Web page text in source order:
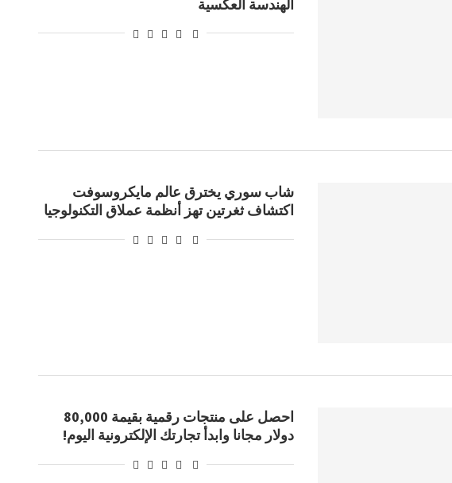
الهندسة العكسية
شاب سوري يخترق عالم مايكروسوفت
اكتشاف ثغرتين تهز أنظمة عملاق التكنولوجيا
احصل على منتجات رقمية بقيمة 80,000
دولار مجانا وابدأ تجارتك الإلكترونية اليوم!